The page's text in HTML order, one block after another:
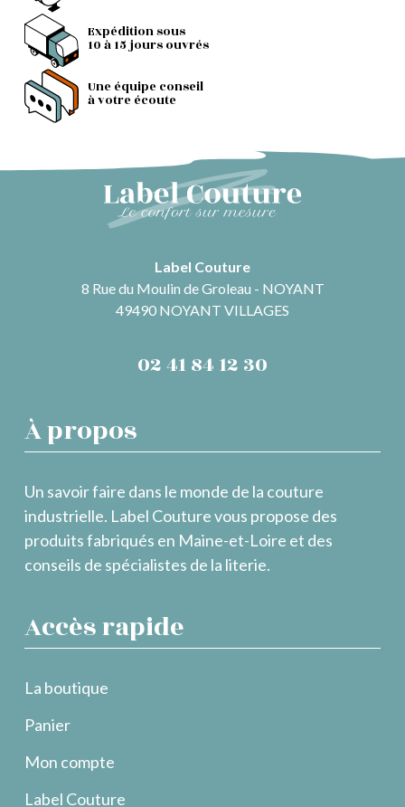
Expédition sous
10 à 15 jours ouvrés
Une équipe conseil
à votre écoute
Label Couture
8 Rue du Moulin de Groleau - NOYANT
49490 NOYANT VILLAGES
02 41 84 12 30
À propos
Un savoir faire dans le monde de la couture
industrielle. Label Couture vous propose des
produits fabriqués en Maine-et-Loire et des
conseils de spécialistes de la literie.
Accès rapide
La boutique
Panier
Mon compte
Label Couture